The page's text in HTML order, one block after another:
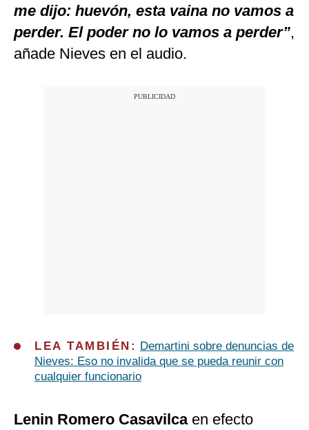
me dijo: huevón, esta vaina no vamos a
perder. El poder no lo vamos a perder”,
añade Nieves en el audio.
LEA TAMBIÉN:
Demartini sobre denuncias de
Nieves: Eso no invalida que se pueda reunir con
cualquier funcionario
Lenin Romero Casavilcaen efecto